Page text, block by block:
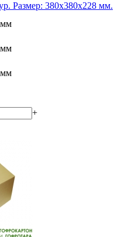
Размер: 380х380х228 мм.
+